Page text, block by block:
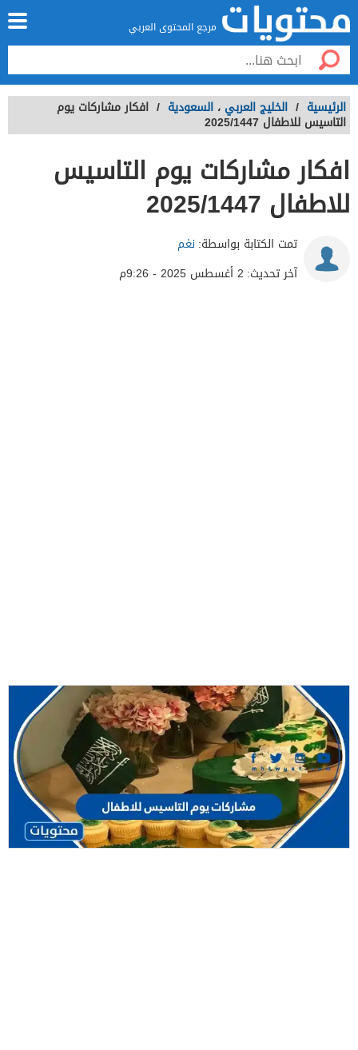
مرجع المحتوى العربي
الرئيسية / الخليج العربي ، السعودية / افكار مشاركات يوم
التاسيس للاطفال 2025/1447
افكار مشاركات يوم التاسيس
للاطفال 2025/1447
تمت الكتابة بواسطة: نغم
آخر تحديث: 2 أغسطس 2025 - 9:26م